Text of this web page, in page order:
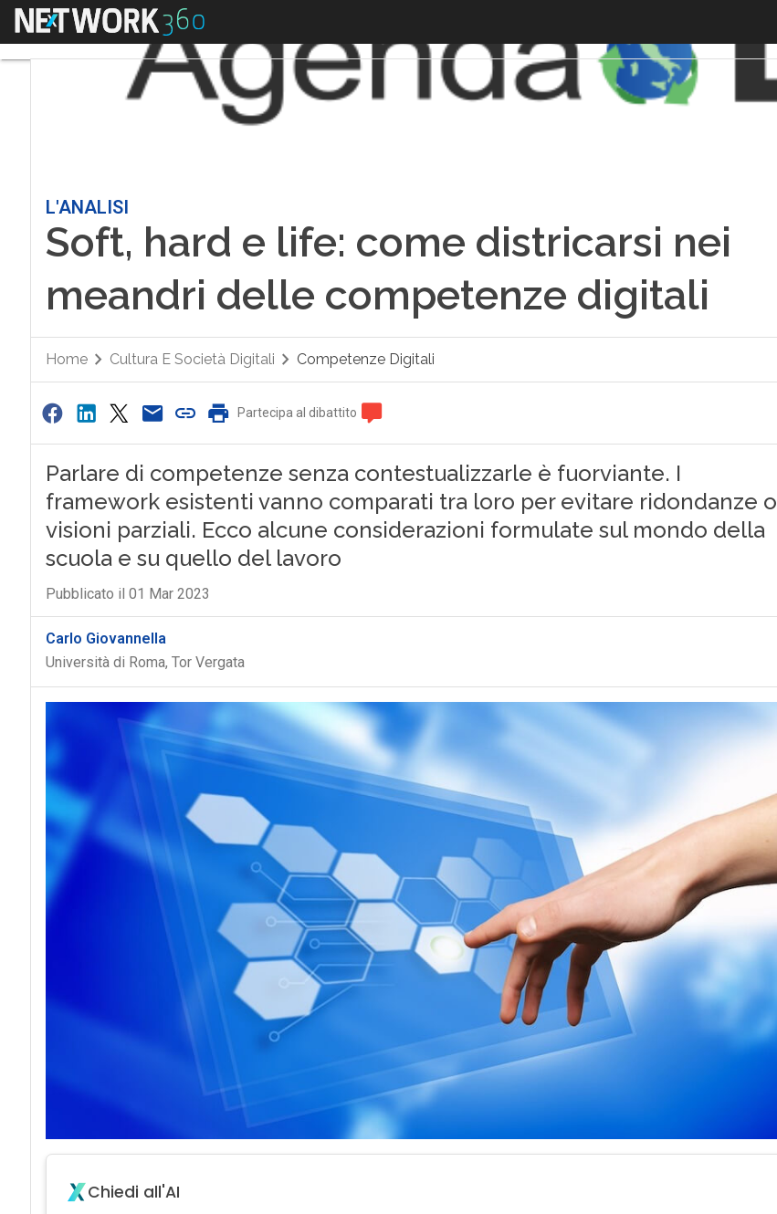
Menu
L'ANALISI
Soft, hard e life: come districarsi nei
meandri delle competenze digitali
Home Cultura E Società Digitali Competenze Digitali
Partecipa al dibattito
Parlare di competenze senza contestualizzarle è fuorviante. I
framework esistenti vanno comparati tra loro per evitare ridondanze o
visioni parziali. Ecco alcune considerazioni formulate sul mondo della
scuola e su quello del lavoro
Pubblicato il 01 Mar 2023
Carlo Giovannella
Università di Roma, Tor Vergata
Chiedi all'AI